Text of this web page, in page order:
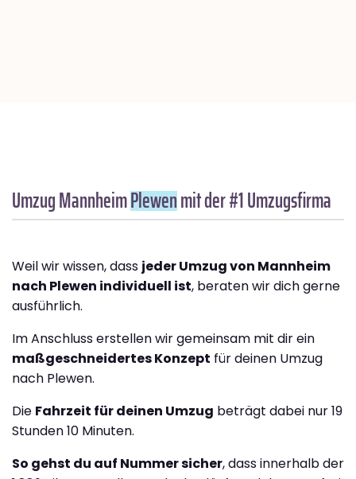
Umzug MannheimPlewenmit der #1 Umzugsfirma
Weil wir wissen, dass jeder Umzug von Mannheim
nach Plewen individuell ist, beraten wir dich gerne
ausführlich.
Im Anschluss erstellen wir gemeinsam mit dir ein
maßgeschneidertes Konzept für deinen Umzug
nach Plewen.
Die Fahrzeit für deinen Umzug beträgt dabei nur 19
Stunden 10 Minuten.
So gehst du auf Nummer sicher, dass innerhalb der